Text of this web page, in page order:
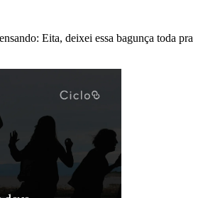
Eita, deixei essa bagunça toda pra